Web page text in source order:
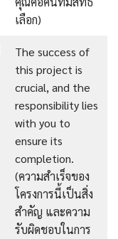
เลือก)
The success of
this project is
crucial, and the
responsibility lies
with you to
ensure its
completion.
(ความสำเร็จของ
โครงการนี้เป็นสิ่ง
สำคัญ และความ
รับผิดชอบในการ